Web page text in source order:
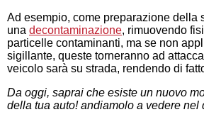
Ad esempio, come preparazione della
una decontaminazione, rimuovendo
particelle contaminanti, ma se non
sigillante, queste torneranno ad
veicolo sarà su strada, rendendo di
Da oggi, saprai che esiste un nuovo
della tua auto! andiamolo a vedere nel